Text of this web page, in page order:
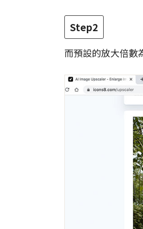
Step2
而預設的放大倍數